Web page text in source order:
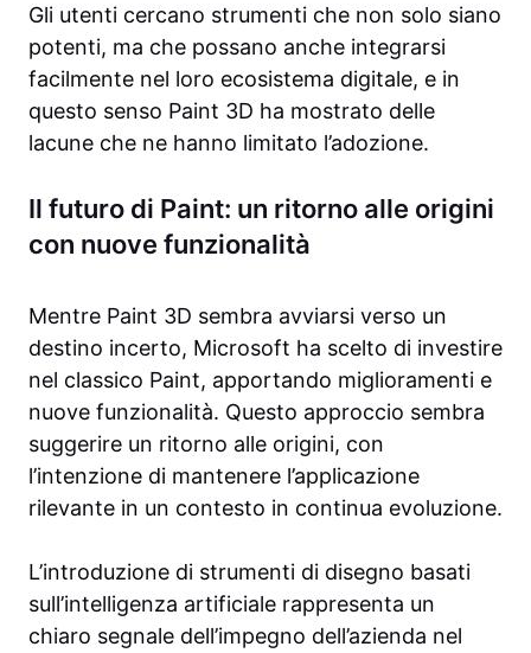
Gli utenti cercano strumenti che non solo siano
potenti, ma che possano anche integrarsi
facilmente nel loro ecosistema digitale, e in
questo senso Paint 3D ha mostrato delle
lacune che ne hanno limitato l’adozione.
Il futuro di Paint: un ritorno alle origini
con nuove funzionalità
Mentre Paint 3D sembra avviarsi verso un
destino incerto, Microsoft ha scelto di investire
nel classico Paint, apportando miglioramenti e
nuove funzionalità. Questo approccio sembra
suggerire un ritorno alle origini, con
l’intenzione di mantenere l’applicazione
rilevante in un contesto in continua evoluzione.
L’introduzione di strumenti di disegno basati
sull’intelligenza artificiale rappresenta un
chiaro segnale dell’impegno dell’azienda nel